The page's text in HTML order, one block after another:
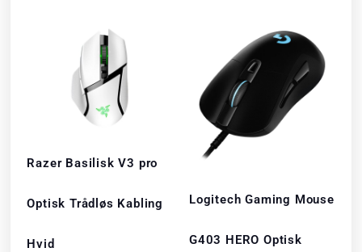
Razer Basilisk V3 pro
Optisk Trådløs Kabling
Hvid
Logitech Gaming Mouse
G403 HERO Optisk